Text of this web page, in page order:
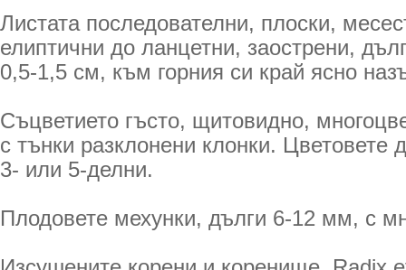
Листата последователни, плоски,
елиптични до ланцетни, заострени,
0,5-1,5 см, към горния си край ясно
Съцветието гъсто, щитовидно,
с тънки разклонени клонки. Цветовете
3- или 5-делни.
Плодовете мехунки, дълги 6-12 мм, с